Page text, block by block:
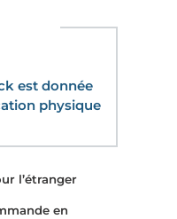
est donnée
physique
l’étranger
en